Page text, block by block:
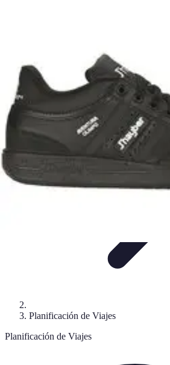
Viajes y Aventuras
Planificación de Viajes
Planificación de Viajes